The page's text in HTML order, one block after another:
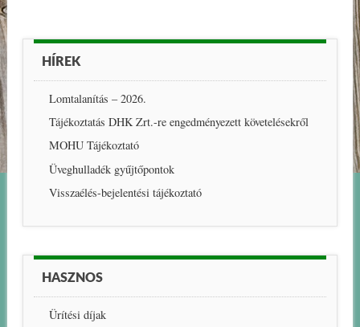
HÍREK
Lomtalanítás – 2026.
Tájékoztatás DHK Zrt.-re engedményezett követelésekről
MOHU Tájékoztató
Üveghulladék gyűjtőpontok
Visszaélés-bejelentési tájékoztató
HASZNOS
Ürítési díjak